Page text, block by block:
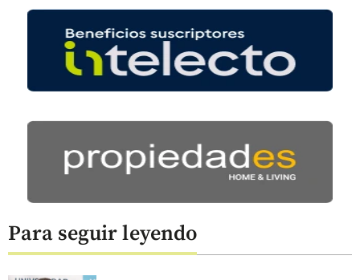
Para seguir leyendo